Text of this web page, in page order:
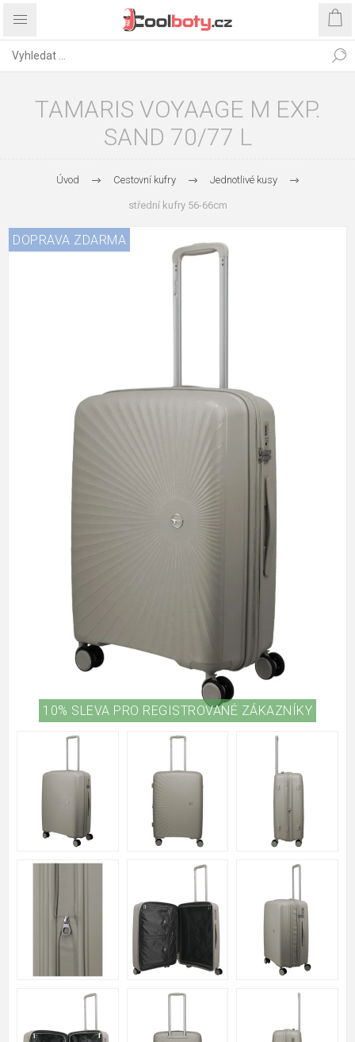
TAMARIS VOYAAGE M EXP.
SAND 70/77 L
Úvod Cestovní kufry Jednotlivé kusy
střední kufry 56-66cm
DOPRAVA ZDARMA
10% SLEVA PRO REGISTROVANÉ ZÁKAZNÍKY